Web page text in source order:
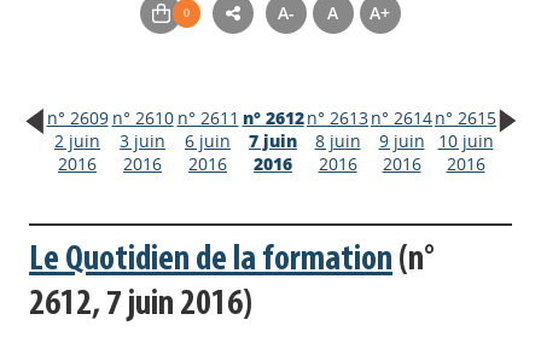
A- A A+
n° 2609
2 juin
2016
n° 2610
3 juin
2016
n° 2611
6 juin
2016
n° 2612
7 juin
2016
n° 2613
8 juin
2016
n° 2614
9 juin
2016
n° 2615
10 juin
2016
Le Quotidien de la formation (n°
2612, 7 juin 2016)